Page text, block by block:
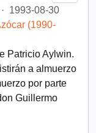
· 1993-08-30
(1990-
Patricio Aylwin.
a almuerzo
por parte
Guillermo